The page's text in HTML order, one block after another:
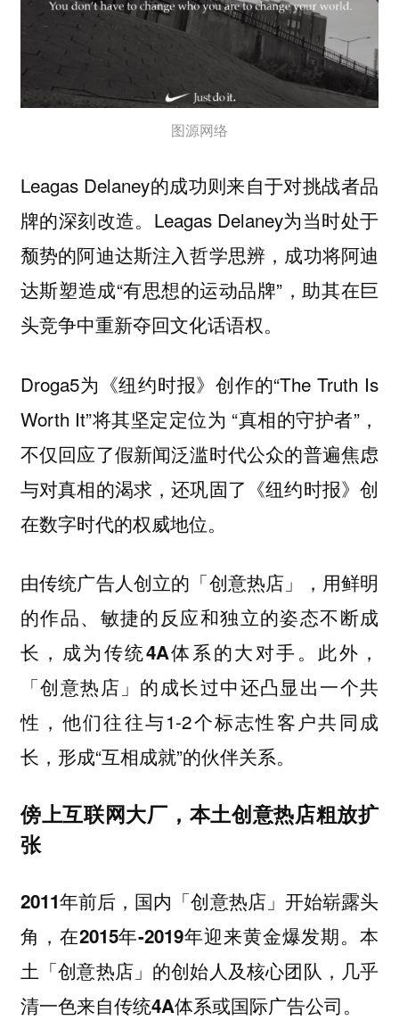
图源网络
Leagas Delaney的成功则来自于对挑战者品
牌的深刻改造。Leagas Delaney为当时处于
颓势的阿迪达斯注入哲学思辨，成功将阿迪
达斯塑造成“有思想的运动品牌”，助其在巨
头竞争中重新夺回文化话语权。
Droga5为《纽约时报》创作的“The Truth Is
Worth It”将其坚定定位为 “真相的守护者”，
不仅回应了假新闻泛滥时代公众的普遍焦虑
与对真相的渴求，还巩固了《纽约时报》创
在数字时代的权威地位。
由传统广告人创立的「创意热店」，用鲜明
的作品、敏捷的反应和独立的姿态不断成
长，成为传统4A体系的大对手。此外，
「创意热店」的成长过中还凸显出一个共
性，他们往往与1-2个标志性客户共同成
长，形成“互相成就”的伙伴关系。
傍上互联网大厂，本土创意热店粗放扩
张
2011年前后，国内「创意热店」开始崭露头
角，在2015年-2019年迎来黄金爆发期。本
土「创意热店」的创始人及核心团队，几乎
清一色来自传统4A体系或国际广告公司。